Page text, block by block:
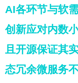
AI各环节与软
创新应对内数
且开源保证其
态冗余微服务